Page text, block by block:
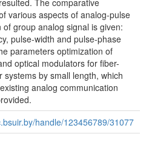
The comparative
various aspects of analog-pulse
group analog signal is given:
pulse-width and pulse-phase
parameters optimization of
optical modulators for fiber-
systems by small length, which
analog communication
handle/123456789/31077